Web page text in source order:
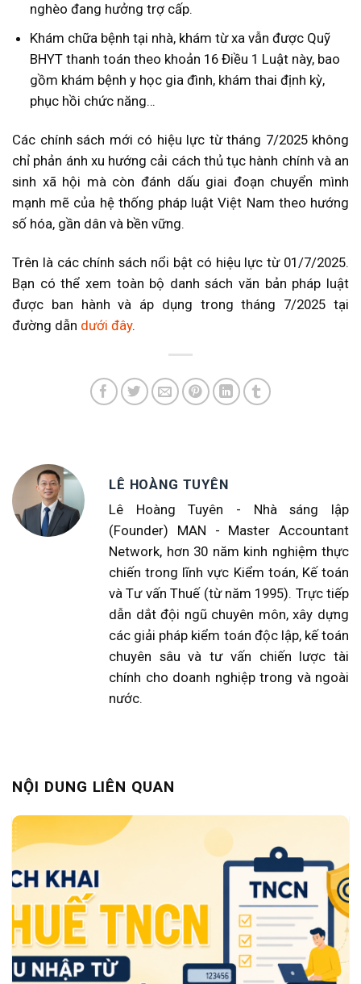
nghèo đang hưởng trợ cấp.
Khám chữa bệnh tại nhà, khám từ xa vẫn được Quỹ
BHYT thanh toán theo khoản 16 Điều 1 Luật này, bao
gồm khám bệnh y học gia đình, khám thai định kỳ,
phục hồi chức năng…
Các chính sách mới có hiệu lực từ tháng 7/2025 không
chỉ phản ánh xu hướng cải cách thủ tục hành chính và an
sinh xã hội mà còn đánh dấu giai đoạn chuyển mình
mạnh mẽ của hệ thống pháp luật Việt Nam theo hướng
số hóa, gần dân và bền vững.
Trên là các chính sách nổi bật có hiệu lực từ 01/7/2025.
Bạn có thể xem toàn bộ danh sách văn bản pháp luật
được ban hành và áp dụng trong tháng 7/2025 tại
đường dẫn dưới đây.
LÊ HOÀNG TUYÊN
Lê Hoàng Tuyên - Nhà sáng lập
(Founder) MAN - Master Accountant
Network, hơn 30 năm kinh nghiệm thực
chiến trong lĩnh vực Kiểm toán, Kế toán
và Tư vấn Thuế (từ năm 1995). Trực tiếp
dẫn dắt đội ngũ chuyên môn, xây dựng
các giải pháp kiểm toán độc lập, kế toán
chuyên sâu và tư vấn chiến lược tài
chính cho doanh nghiệp trong và ngoài
nước.
NỘI DUNG LIÊN QUAN